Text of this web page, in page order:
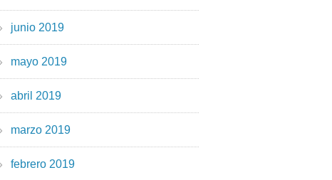
junio 2019
mayo 2019
abril 2019
marzo 2019
febrero 2019